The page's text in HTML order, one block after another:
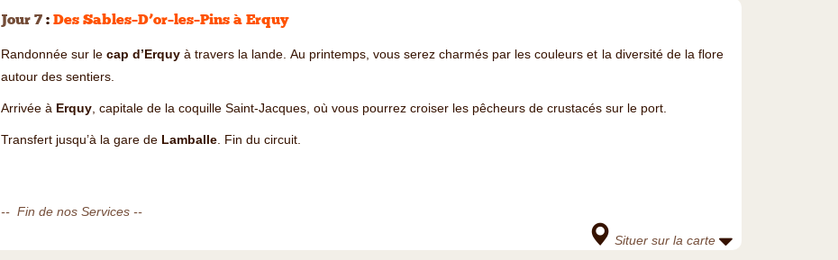
Jour 7: Des Sables–D’or–les–Pins à Erquy
Randonnée sur lecap d’Erquyà travers la lande. Au printemps, vous serez charmés par les couleurs et la diversité de la flore
autour des sentiers.
Arrivée à Erquy, capitale de la coquille Saint-Jacques, où vous pourrez croiser les pêcheurs de crustacés sur le port.
Transfert jusqu’à la gare de Lamballe. Fin du circuit.
-- Fin de nos Services --
Situer sur la carte